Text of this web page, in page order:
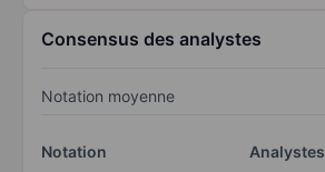
Consensus des analystes
Notation moyenne
Notation
Analystes